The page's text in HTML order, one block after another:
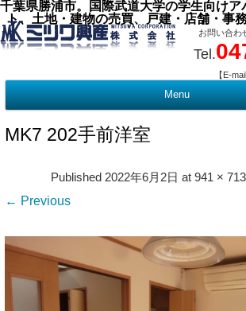
千葉県勝浦市。国際武道大学の学生向けア
ト、土地・建物の売買、戸建・店舗・事
お問い合わ
Tel.
【E-
【営業時間】09:00 ～
Menu
MK7 202手前洋室
Published2022年6月2日 at941 × 713
← Previous